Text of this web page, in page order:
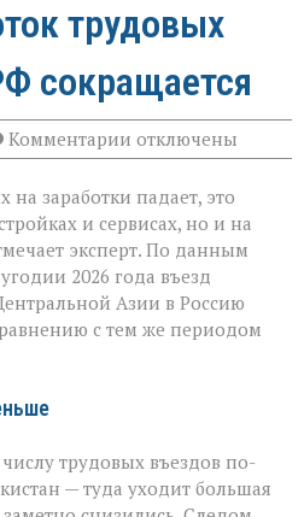
трудовых
сокращается
Комментарии к
записи
труда
чувствует
перемену»:
поток
трудовых
мигрантов
в
РФ
отключены
заработки падает, это
и сервисах, но и на
эксперт. По данным
2026 года въезд
Азии в Россию
с тем же периодом
трудовых въездов по-
— туда уходит большая